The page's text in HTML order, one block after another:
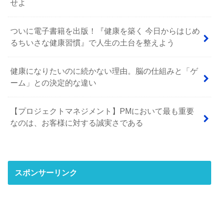
せよ
ついに電子書籍を出版！『健康を築く 今日からはじめ
るちいさな健康習慣』で人生の土台を整えよう
健康になりたいのに続かない理由。脳の仕組みと「ゲ
ーム」との決定的な違い
【プロジェクトマネジメント】PMにおいて最も重要
なのは、お客様に対する誠実さである
スポンサーリンク